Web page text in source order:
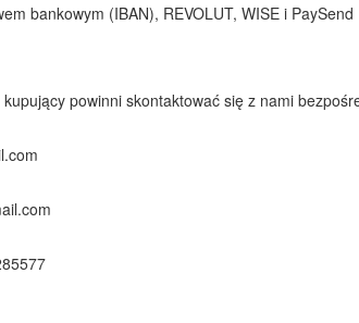
bankowym (IBAN), REVOLUT, WISE i PaySend
powinni skontaktować się z nami